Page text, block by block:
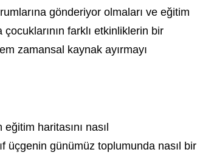
gönderiyor olmaları ve eğitim
farklı etkinliklerin bir
zamansal kaynak ayırmayı
haritasını nasıl
üçgenin günümüz toplumunda nasıl bir